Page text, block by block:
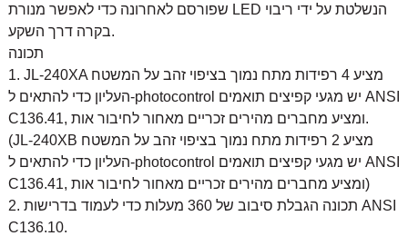
שפורסם לאחרונה כדי לאפשר מנורת LED הנשלטת על ידי ריבוי
בקרה דרך השקע.
תכונה
1. JL-240XA מציע 4 רפידות מתח נמוך בציפוי זהב על המשטח
העליון כדי להתאים ל-photocontrol יש מגעי קפיצים תואמים ANSI
C136.41, ומציע מחברים מהירים זכריים מאחור לחיבור אות.
(JL-240XB מציע 2 רפידות מתח נמוך בציפוי זהב על המשטח
העליון כדי להתאים ל-photocontrol יש מגעי קפיצים תואמים ANSI
C136.41, ומציע מחברים מהירים זכריים מאחור לחיבור אות)
2. תכונה הגבלת סיבוב של 360 מעלות כדי לעמוד בדרישות ANSI
C136.10.